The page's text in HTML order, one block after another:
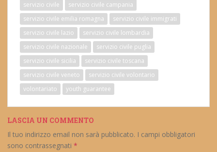
servizio civile
servizio civile campania
servizio civile emilia romagna
servizio civile immigrati
servizio civile lazio
servizio civile lombardia
servizio civile nazionale
servizio civile puglia
servizio civile sicilia
servizio civile toscana
servizio civile veneto
servizio civile volontario
volontariato
youth guarantee
LASCIA UN COMMENTO
Il tuo indirizzo email non sarà pubblicato. I campi obbligatori
sono contrassegnati *